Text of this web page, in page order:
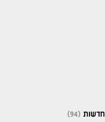
חדשות (94)